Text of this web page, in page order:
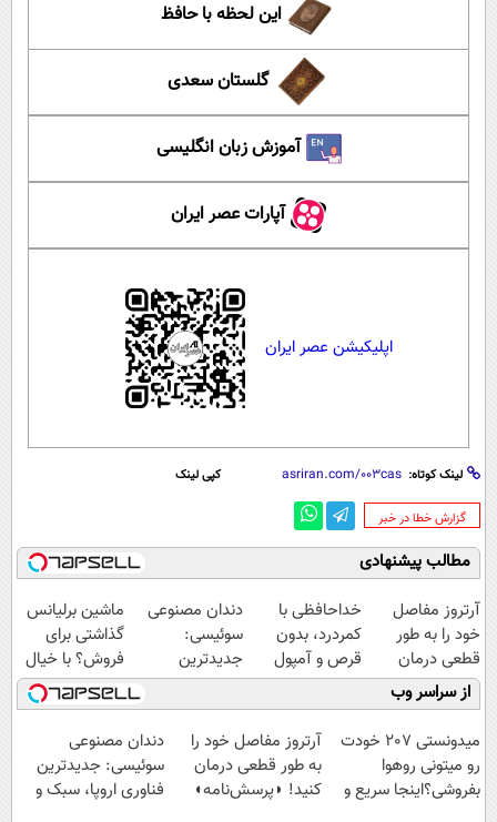
این لحظه با حافظ
گلستان سعدی
آموزش زبان انگلیسی
آپارات عصر ایران
اپلیکیشن عصر ایران
لینک کوتاه: کپی لینک
‌گزارش خطا در خبر
مطالب پیشنهادی
آرتروز مفاصل
خود را به طور
قطعی درمان
کنید!
◗پرسش‌نامه◖
خداحافظی با
کمردرد، بدون
قرص و آمپول
دندان مصنوعی
سوئیسی:
جدیدترین
فناوری اروپا،
سبک و مقاوم |
پرداخت قسطی
ماشین برلیانس
گذاشتی برای
فروش؟ با خیال
راحت بفروش
از سراسر وب
میدونستی 207 خودت
رو میتونی روهوا
بفروشی؟اینجا سریع و
آرتروز مفاصل خود را
به طور قطعی درمان
کنید! ◗پرسش‌نامه◖
دندان مصنوعی
سوئیسی: جدیدترین
فناوری اروپا، سبک و